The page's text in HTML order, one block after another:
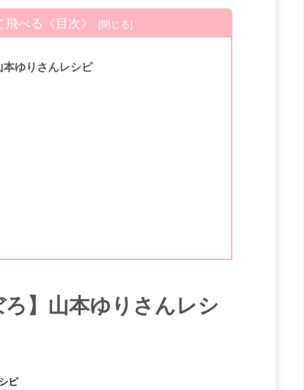
べる《目次》
ゆりさんレシピ
】山本ゆりさんレシ
ピ